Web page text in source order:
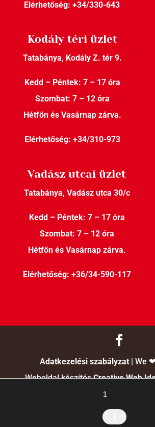
Elérhetőség: +34/330-643
Kodály téri üzlet
Tatabánya, Kodály Z. tér 9.
Kedd – Péntek: 7 – 17 óra
Szombat: 7 – 12 óra
Hétfőn és Vasárnap zárva.
Elérhetőség: +34/310-973
Vadász utcai üzlet
Tatabánya, Vadász utca 30/c
Kedd – Péntek: 7 – 17 óra
Szombat: 7 – 12 óra
Hétfőn és Vasárnap zárva.
Elérhetőség: +36/34-590-117
Adatkezelési szabályzat | We
Weboldal készítésCreative Web
1